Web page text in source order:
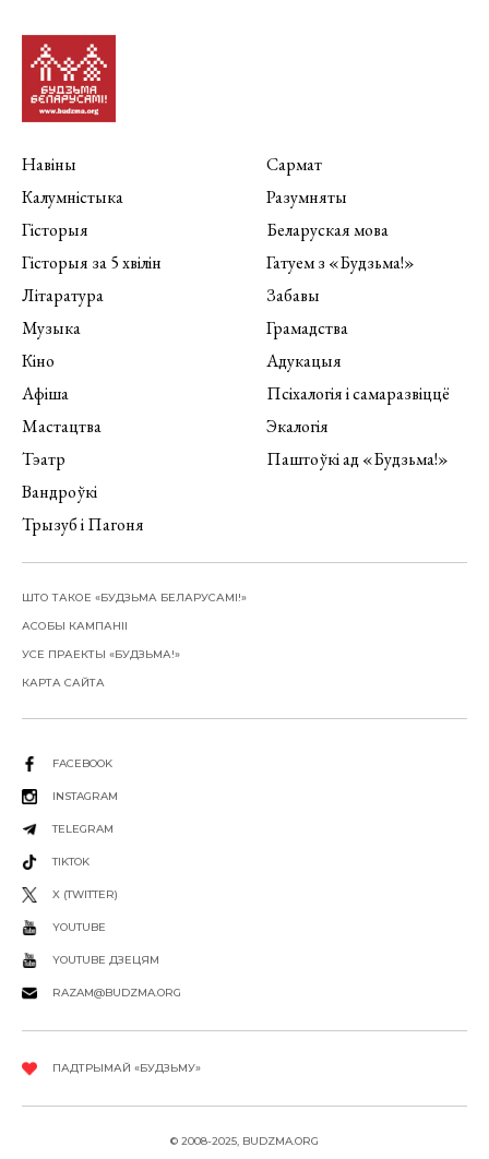
Навіны
Калумністыка
Гісторыя
Гісторыя за 5 хвілін
Літаратура
Музыка
Кіно
Афіша
Мастацтва
Тэатр
Вандроўкі
Трызуб і Пагоня
Сармат
Разумняты
Беларуская мова
Гатуем з «Будзьма!»
Забавы
Грамадства
Адукацыя
Псіхалогія і самаразвіццё
Экалогія
Паштоўкі ад «Будзьма!»
ШТО ТАКОЕ «БУДЗЬМА БЕЛАРУСАМІ!»
АСОБЫ КАМПАНІІ
УСЕ ПРАЕКТЫ «БУДЗЬМА!»
КАРТА САЙТА
FACEBOOK
INSTAGRAM
TELEGRAM
TIKTOK
X (TWITTER)
YOUTUBE
YOUTUBE ДЗЕЦЯМ
RAZAM@BUDZMA.ORG
ПАДТРЫМАЙ «БУДЗЬМУ»
© 2008-2025, BUDZMA.ORG